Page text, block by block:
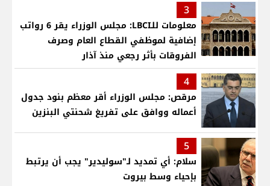
3
معلومات للـLBCI: مجلس الوزراء يقر 6 رواتب
إضافية لموظفي القطاع العام وصرف
الفروقات بأثر رجعي منذ آذار
4
مرقص: مجلس الوزراء أقر معظم بنود جدول
أعماله ووافق على تفريغ شحنتي البنزين
5
سلام: أي تمديد لـ"سوليدير" يجب أن يرتبط
بإحياء وسط بيروت